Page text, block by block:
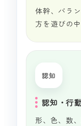
体幹、バラ
方を遊びの
認知
認知・行
形、色、数